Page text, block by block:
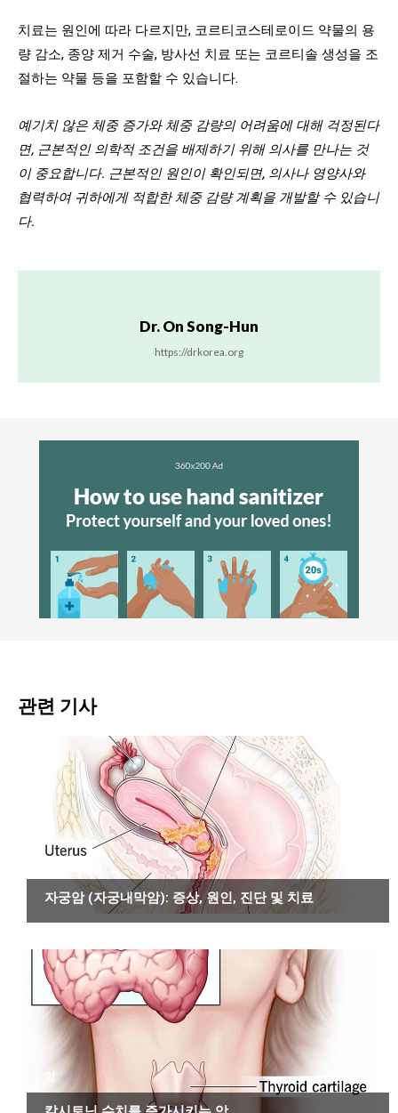
치료는 원인에 따라 다르지만, 코르티코스테로이드 약물의 용
량 감소, 종양 제거 수술, 방사선 치료 또는 코르티솔 생성을 조
절하는 약물 등을 포함할 수 있습니다.
예기치 않은 체중 증가와 체중 감량의 어려움에 대해 걱정된다
면, 근본적인 의학적 조건을 배제하기 위해 의사를 만나는 것
이 중요합니다. 근본적인 원인이 확인되면, 의사나 영양사와
협력하여 귀하에게 적합한 체중 감량 계획을 개발할 수 있습니
다.
Dr. On Song-Hun
https://drkorea.org
관련 기사
자궁암 (자궁내막암): 증상, 원인, 진단 및 치료